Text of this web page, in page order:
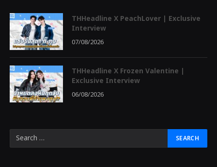
THHeadline X PeachLover | Exclusive
Interview
07/08/2026
THHeadline X Frozen Valentine |
Exclusive Interview
06/08/2026